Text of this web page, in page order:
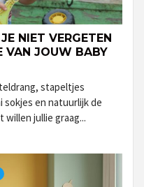
NIET VERGETEN
VAN JOUW BABY
stapeltjes
sokjes en natuurlijk de
willen jullie graag...